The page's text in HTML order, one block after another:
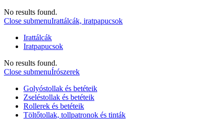
No results found.
Close submenuIrattálcák, iratpapucsok
Irattálcák
Iratpapucsok
No results found.
Close submenuÍrószerek
Golyóstollak és betéteik
Zseléstollak és betéteik
Rollerek és betéteik
Töltőtollak, tollpatronok és tinták